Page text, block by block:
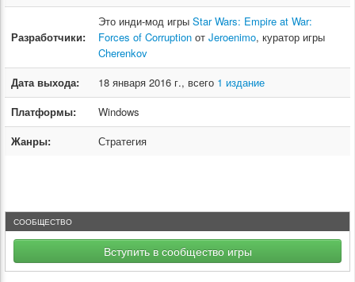
Разработчики:
Это инди-мод игры Star Wars: Empire at War:
Forces of Corruption от Jeroenimo, куратор игры
Cherenkov
Дата выхода:
18 января 2016 г., всего 1 издание
Платформы:
Windows
Жанры:
Стратегия
СООБЩЕСТВО
Вступить в сообщество игры